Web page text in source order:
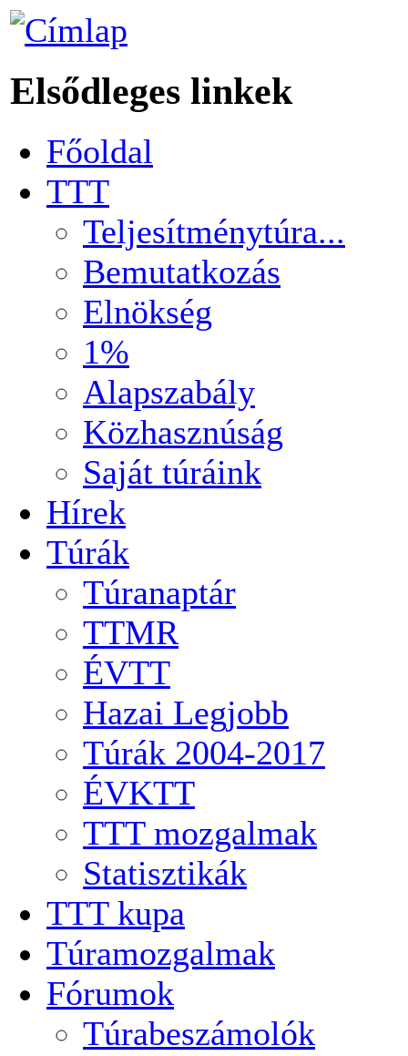
Elsődleges linkek
Főoldal
TTT
Teljesítménytúra...
Bemutatkozás
Elnökség
1%
Alapszabály
Közhasznúság
Saját túráink
Hírek
Túrák
Túranaptár
TTMR
ÉVTT
Hazai Legjobb
Túrák 2004-2017
ÉVKTT
TTT mozgalmak
Statisztikák
TTT kupa
Túramozgalmak
Fórumok
Túrabeszámolók